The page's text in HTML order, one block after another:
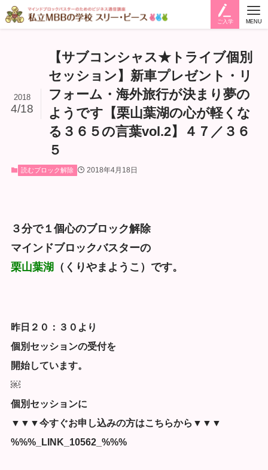
ご入学 MENU
【サブコンシャス★トライブ個別
セッション】新車プレゼント・リ
フォーム・海外旅行が決まり夢の
ようです【栗山葉湖の心が軽くな
る３６５の言葉vol.2】４７／３６
５
2018
4/18
読むブロック解除 2018年4月18日
３分で１個心のブロック解除
マインドブロックバスターの
栗山葉湖 （くりやまようこ）です。
昨日２０：３０より
個別セッションの受付を
開始しています。
￼
個別セッションに
▼▼▼今すぐお申し込みの方はこちらから▼▼▼
%%%_LINK_10562_%%%